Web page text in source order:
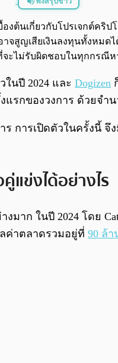
ต้นเกี่ยวกับโปรเจกต์คริ
จสูญเสียเงินลงทุนทั้งหม
ะไม่รับผิดชอบในทุกกรณีห
ในปี 2024 และ Dogizen
งแรกของวงการ ด้วย
ร การเปิดตัวในครั้งนี้
แข่งได้อย่างไร
างมาก ในปี 2024 โดย
ค่าตลาดรวมอยู่ที่ 90 ล้า